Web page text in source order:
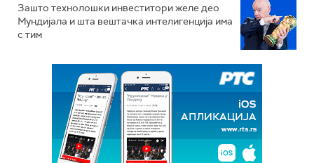
Зашто технолошки инвеститори желе део
Мундијала и шта вештачка интелигенција има
с тим